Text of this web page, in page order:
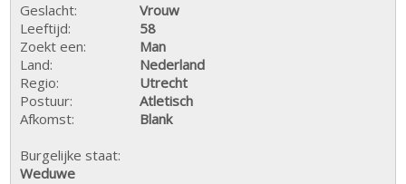
Geslacht:
Vrouw
Leeftijd:
58
Zoekt een:
Man
Land:
Nederland
Regio:
Utrecht
Postuur:
Atletisch
Afkomst:
Blank
Burgelijke staat:
Weduwe